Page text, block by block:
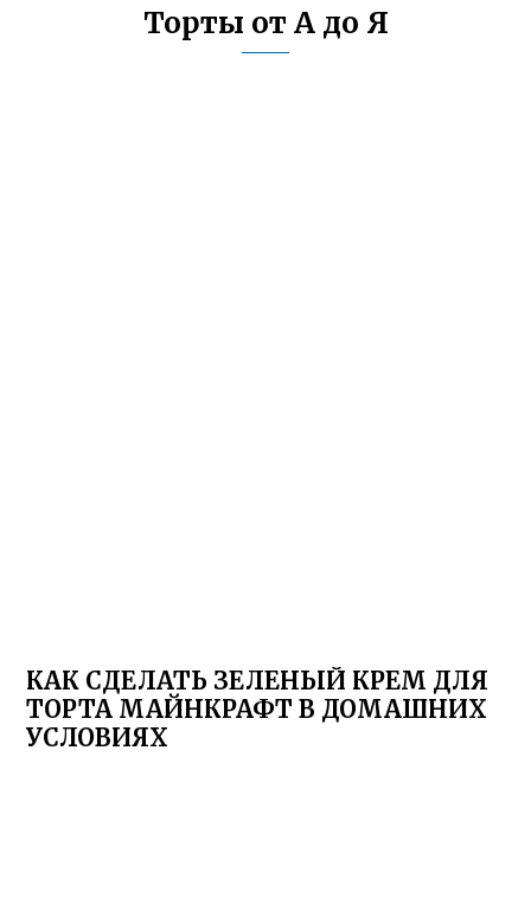
Торты от А до Я
КАК СДЕЛАТЬ ЗЕЛЕНЫЙ КРЕМ ДЛЯ
ТОРТА МАЙНКРАФТ В ДОМАШНИХ
УСЛОВИЯХ